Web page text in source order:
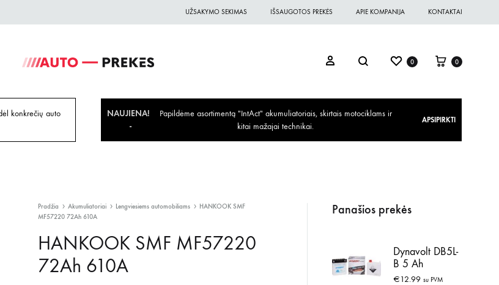
UŽSAKYMO SEKIMAS IŠSAUGOTOS PREKĖS APIE KOMPANIJA KONTAKTAI
geriausiomis
0 0
konkrečių auto
NAUJIENA!
Papildėme asortimentą "IntAct" akumuliatoriais, skirtais motociklams ir
kitai mažajai technikai.
APSIPIRKTI
Pradžia Akumuliatoriai Lengviesiems automobiliams
HANKOOK SMF
MF57220 72Ah 610A
HANKOOK SMF MF57220
72Ah 610A
Panašios prekės
Dynavolt DB5L-
B 5 Ah
€12.99 su PVM